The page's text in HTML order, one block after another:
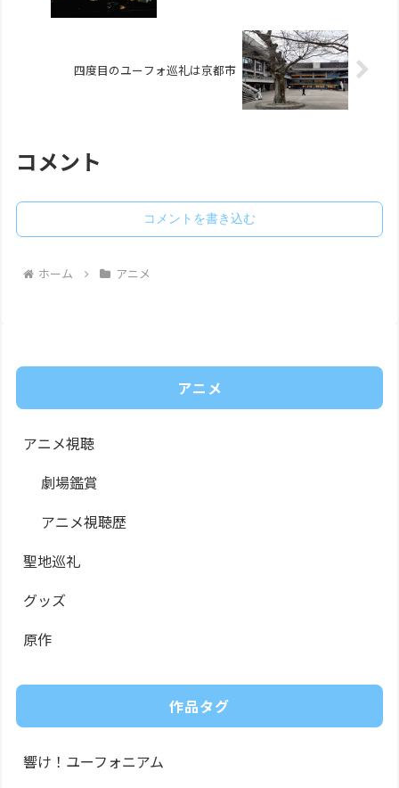
四度目のユーフォ巡礼は京都市
コメント
コメントを書き込む
ホーム アニメ
アニメ
アニメ視聴
劇場鑑賞
アニメ視聴歴
聖地巡礼
グッズ
原作
作品タグ
響け！ユーフォニアム